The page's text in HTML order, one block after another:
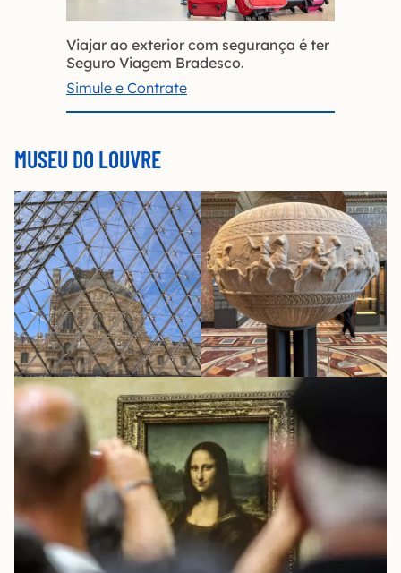
Viajar ao exterior com segurança é ter
Seguro Viagem Bradesco.
Simule e Contrate
MUSEU DO LOUVRE